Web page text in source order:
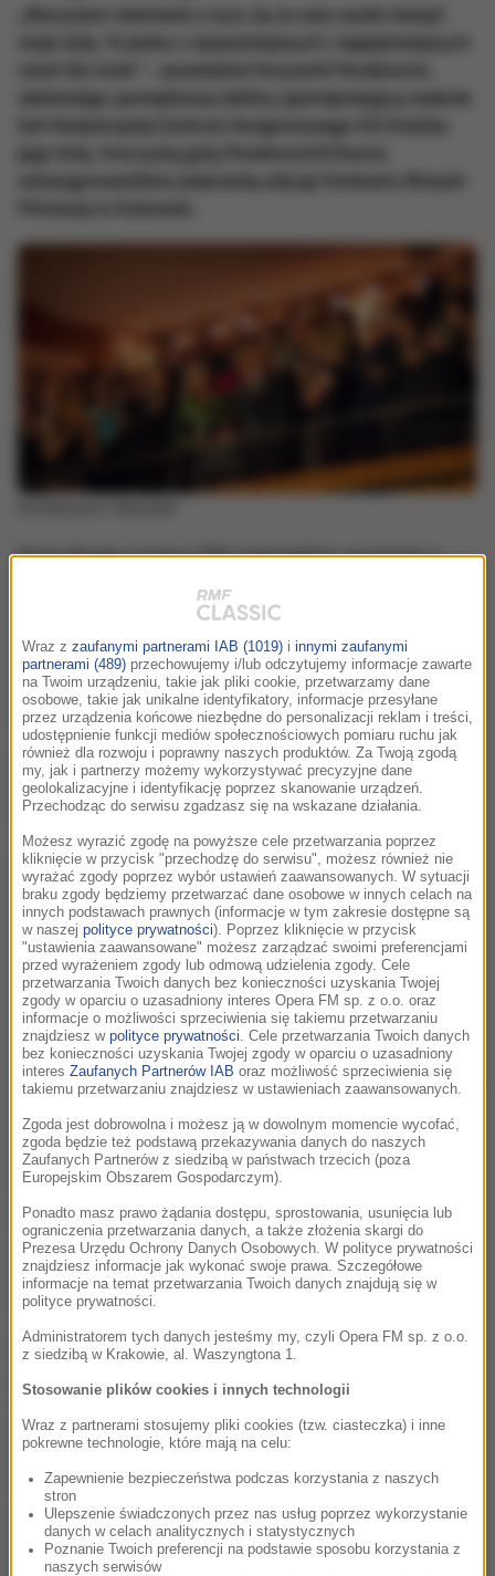
moje imię. To jedna z najważniejszych i najpiękniejszych
odsłaniając pamiątkową tablicę upamiętniającą nadanie
Sali Audytoryjnej Centrum Kongresowego ICE Kraków
jego imię. Uroczystą galą Penderecki2Cinema
zainaugurowaliśmy jedenastą edycję Festiwalu Muzyki
Nową dekadę w historii FMF rozpoczęliśmy we wtorek w
muzyką Krzysztofa Pendereckiego, Eliota Goldenthala i
dyrekcją belgijskiego dyrygenta i jednocześnie dyrektora
muzycznego Międzynarodowego Festiwalu Filmowego w
Gandawie Dirka Brossé – przywitali festiwalową publiczność
Trzema utworami w danym stylu, skomponowanymi przez
Krzysztofa Pendereckiego w latach sześćdziesiątych w
ramach oprawy muzycznej Rękopisu znalezionego w
Saragossie Wojciecha Jerzego Hasa.
Drugą część koncertu Penderecki2Cinema zadedykowaliśmy
muzyce żyjącej drugim życiem w dziełach filmowców
największego formatu. Zabrzmiały: Tren ofiarom Hiroszimy
na 52 instrumenty smyczkowe (jako ilustracja fragmentów
takich arcydzieł, jak Lśnienie Stanley’a Kubricka z 1980 roku,
Ludzkie dzieci Alfonso Cuaróna z 2005 czy ostatni sezon
Miasteczka Twin Peaks Davida Lyncha z 2017), mroczna
Passacaglia z III Symfonii (do kadrów z Wyspy tajemnic
Martina Scorsese z 2010 roku, Nerudy Pablo Larraina z 2016
instrumentów smyczkowych (jako oprawa muzyczna
Egzorcysty Williama Friedkina z 1973 roku, Lśnienia
Stanley’a Kubricka, Bez lęku Petera Weira z 1993 i Demona
Marcina Wrony z 2015) oraz postromantyczna w
charakterze, potężnie brzmiąca II Symfonia „Wigilijna” (jako
kontrapunkt wydarzeń przedstawionych przez Wajdę w
Katyniu).
Katowicką galę otwarcia 11. FMF uświetniła ceremonia
2015 roku przez prezydentów Krakowa i Katowic dla
twórców dbających o etos kompozytorski, oryginalność
języka muzycznego oraz czytelność i samodzielność ścieżek
dźwiękowych. „To wyróżnienie jest afirmacją rzemiosła a
zarazem pochwałą piękna muzyki w filmie” – powiedział
Robert Piaskowski, dyrektor artystyczny FMF. Obradująca
pod jego przewodnictwem Kapituła Nagrody (z Agnieszką
Wraz z zaufanymi partnerami IAB (1019) i innymi zaufanymi
partnerami (489) przechowujemy i/lub odczytujemy informacje zawarte
na Twoim urządzeniu, takie jak pliki cookie, przetwarzamy dane
osobowe, takie jak unikalne identyfikatory, informacje przesyłane
przez urządzenia końcowe niezbędne do personalizacji reklam i treści,
udostępnienie funkcji mediów społecznościowych pomiaru ruchu jak
również dla rozwoju i poprawny naszych produktów. Za Twoją zgodą
my, jak i partnerzy możemy wykorzystywać precyzyjne dane
geolokalizacyjne i identyfikację poprzez skanowanie urządzeń.
Przechodząc do serwisu zgadzasz się na wskazane działania.
Możesz wyrazić zgodę na powyższe cele przetwarzania poprzez
kliknięcie w przycisk "przechodzę do serwisu", możesz również nie
wyrażać zgody poprzez wybór ustawień zaawansowanych. W sytuacji
braku zgody będziemy przetwarzać dane osobowe w innych celach na
innych podstawach prawnych (informacje w tym zakresie dostępne są
w naszej polityce prywatności). Poprzez kliknięcie w przycisk
"ustawienia zaawansowane" możesz zarządzać swoimi preferencjami
przed wyrażeniem zgody lub odmową udzielenia zgody. Cele
przetwarzania Twoich danych bez konieczności uzyskania Twojej
zgody w oparciu o uzasadniony interes Opera FM sp. z o.o. oraz
informacje o możliwości sprzeciwienia się takiemu przetwarzaniu
znajdziesz w polityce prywatności. Cele przetwarzania Twoich danych
bez konieczności uzyskania Twojej zgody w oparciu o uzasadniony
interes Zaufanych Partnerów IAB oraz możliwość sprzeciwienia się
takiemu przetwarzaniu znajdziesz w ustawieniach zaawansowanych.
Zgoda jest dobrowolna i możesz ją w dowolnym momencie wycofać,
zgoda będzie też podstawą przekazywania danych do naszych
Zaufanych Partnerów z siedzibą w państwach trzecich (poza
Europejskim Obszarem Gospodarczym).
Ponadto masz prawo żądania dostępu, sprostowania, usunięcia lub
ograniczenia przetwarzania danych, a także złożenia skargi do
Prezesa Urzędu Ochrony Danych Osobowych. W polityce prywatności
znajdziesz informacje jak wykonać swoje prawa. Szczegółowe
informacje na temat przetwarzania Twoich danych znajdują się w
polityce prywatności.
Administratorem tych danych jesteśmy my, czyli Opera FM sp. z o.o.
z siedzibą w Krakowie, al. Waszyngtona 1.
Stosowanie plików cookies i innych technologii
Wraz z partnerami stosujemy pliki cookies (tzw. ciasteczka) i inne
pokrewne technologie, które mają na celu:
Zapewnienie bezpieczeństwa podczas korzystania z naszych
stron
Ulepszenie świadczonych przez nas usług poprzez wykorzystanie
danych w celach analitycznych i statystycznych
Poznanie Twoich preferencji na podstawie sposobu korzystania z
naszych serwisów